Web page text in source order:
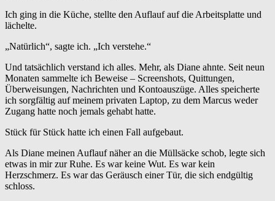
Ich ging in die Küche, stellte den Auflauf auf die Arbeitsplatte und
lächelte.
„Natürlich“, sagte ich. „Ich verstehe.“
Und tatsächlich verstand ich alles. Mehr, als Diane ahnte. Seit neun
Monaten sammelte ich Beweise – Screenshots, Quittungen,
Überweisungen, Nachrichten und Kontoauszüge. Alles speicherte
ich sorgfältig auf meinem privaten Laptop, zu dem Marcus weder
Zugang hatte noch jemals gehabt hatte.
Stück für Stück hatte ich einen Fall aufgebaut.
Als Diane meinen Auflauf näher an die Müllsäcke schob, legte sich
etwas in mir zur Ruhe. Es war keine Wut. Es war kein
Herzschmerz. Es war das Geräusch einer Tür, die sich endgültig
schloss.